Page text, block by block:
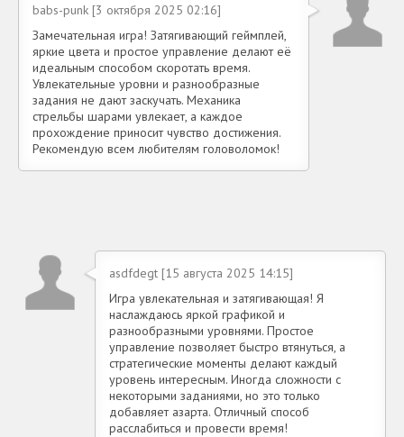
babs-punk [3 октября 2025 02:16]
Замечательная игра! Затягивающий геймплей,
яркие цвета и простое управление делают её
идеальным способом скоротать время.
Увлекательные уровни и разнообразные
задания не дают заскучать. Механика
стрельбы шарами увлекает, а каждое
прохождение приносит чувство достижения.
Рекомендую всем любителям головоломок!
asdfdegt [15 августа 2025 14:15]
Игра увлекательная и затягивающая! Я
наслаждаюсь яркой графикой и
разнообразными уровнями. Простое
управление позволяет быстро втянуться, а
стратегические моменты делают каждый
уровень интересным. Иногда сложности с
некоторыми заданиями, но это только
добавляет азарта. Отличный способ
расслабиться и провести время!